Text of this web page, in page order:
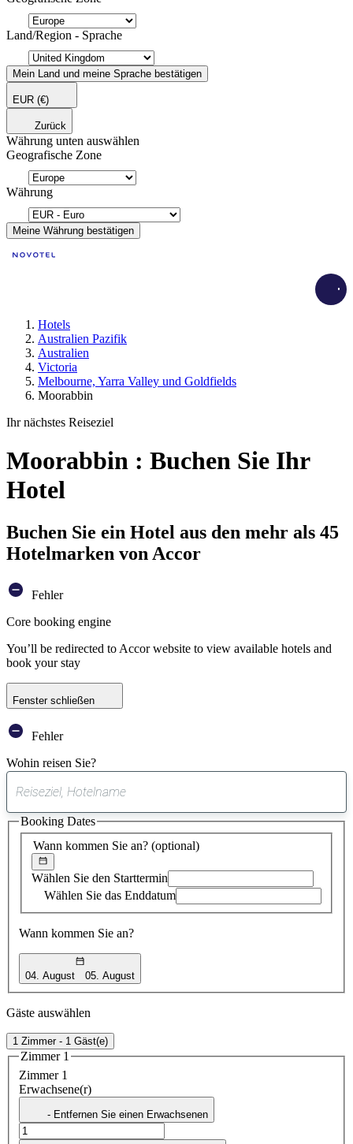
Land/Region - Sprache
Mein Land und meine Sprache bestätigen
EUR (€)
Zurück
Währung unten auswählen
Geografische Zone
Währung
Meine Währung bestätigen
Hotels
Australien Pazifik
Australien
Victoria
Melbourne, Yarra Valley und Goldfields
Moorabbin
Ihr nächstes Reiseziel
Moorabbin : Buchen Sie Ihr
Hotel
Buchen Sie ein Hotel aus den mehr als 45
Hotelmarken von Accor
Fehler
Core booking engine
You’ll be redirected to Accor website to view available hotels and
book your stay
Fenster schließen
Fehler
Wohin reisen Sie?
gefundener
Vorschlag
Wann kommen Sie an? (optional)
Wählen Sie den Starttermin
Wählen Sie das Enddatum
Wann kommen Sie an?
04. August 05. August
Booking Dates
Gäste auswählen
1 Zimmer - 1 Gäst(e)
Zimmer 1
Zimmer 1
Erwachsene(r)
- Entfernen Sie einen Erwachsenen